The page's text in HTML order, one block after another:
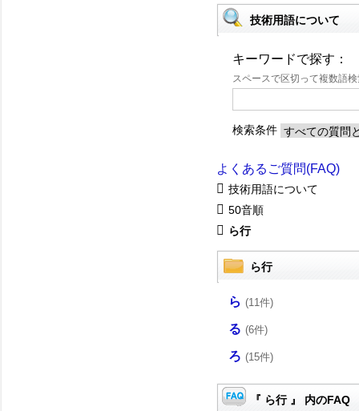
技術用語について
キーワードで探す：
スペースで区切って複数語
検索条件
よくあるご質問(FAQ)
技術用語について
50音順
ら行
ら行
ら (11件)
る (6件)
ろ (15件)
『 ら行 』 内のFAQ